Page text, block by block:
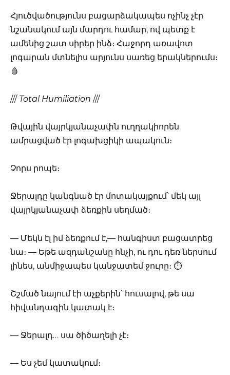
Հյուծվածությունս բացարձակապես ոչինչ չէր
նշանակում այն մարդու համար, ով պետք է
ամենից շատ սիրեր ինձ։ Հաջորդ առավոտ
լոգարան մտնելիս արյունս սառեց երակներումս։
🩸
/// Total Humiliation ///
Թվային վայրկյանաչափն ուղղակիորեն
ամրացված էր լոգախցիկի ապակուն։
Չորս րոպե։
Ջերալդը կանգնած էր մոտակայքում՝ մեկ այլ
վայրկյանաչափ ձեռքին սեղմած։
— Մեկն էլ իմ ձեռքում է,— հանգիստ բացատրեց
նա։ — Եթե ազդանշանը հնչի, ու դու դեռ ներսում
լինես, անմիջապես կանջատեմ ջուրը։ ⏱️
Շշմած նայում էի աչքերին՝ հուսալով, թե սա
հիվանդագին կատակ է։
— Ջերալդ… սա ծիծաղելի չէ։
— Ես չեմ կատակում։